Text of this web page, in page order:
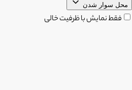
محل سوار شدن
فقط نمایش با ظرفیت خالی